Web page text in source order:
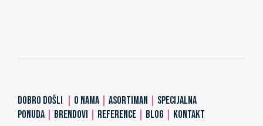
DOBRO DOŠLI O NAMA ASORTIMAN
SPECIJALNA
PONUDA
BRENDOVI REFERENCE BLOG KONTAKT